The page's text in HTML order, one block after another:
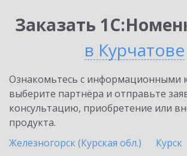
Заказать
в Курчатове
Ознакомьтесь с информационными
выберите партнёра и отправьте
консультацию, приобретение или
продукта.
Железногорск (Курская обл.)
Курск